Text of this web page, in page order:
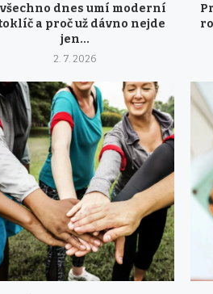
všechno dnes umí moderní
a proč už dávno nejde
jen...
2. 7. 2026